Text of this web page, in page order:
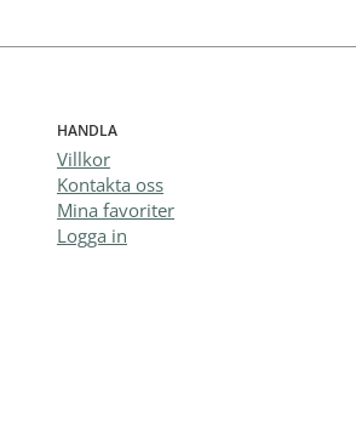
HANDLA
Villkor
Kontakta oss
Mina favoriter
Logga in